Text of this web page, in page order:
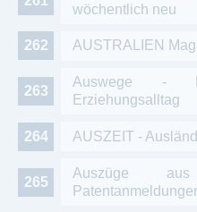
wöchentlich neu
AUSTRALIEN
Auswege -
Erziehungsalltag
AUSZEIT -
Auszüge